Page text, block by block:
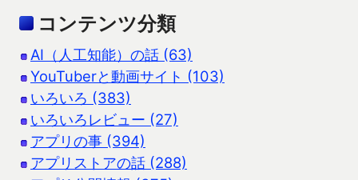
コンテンツ分類
AI（人工知能）の話 (63)
YouTuberと動画サイト (103)
いろいろ (383)
いろいろレビュー (27)
アプリの事 (394)
アプリストアの話 (288)